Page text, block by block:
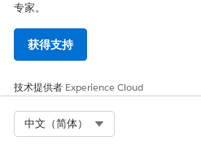
专家。
获得支持
技术提供者 Experience Cloud
中文（简体）